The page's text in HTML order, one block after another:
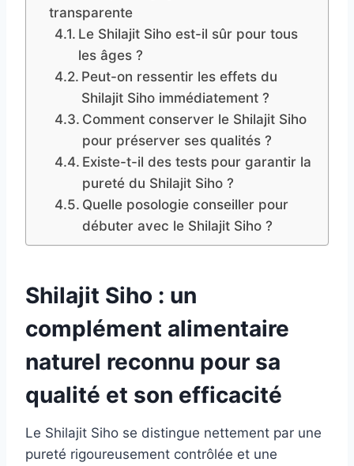
transparente
Le Shilajit Siho est-il sûr pour tous
les âges ?
Peut-on ressentir les effets du
Shilajit Siho immédiatement ?
Comment conserver le Shilajit Siho
pour préserver ses qualités ?
Existe-t-il des tests pour garantir la
pureté du Shilajit Siho ?
Quelle posologie conseiller pour
débuter avec le Shilajit Siho ?
Shilajit Siho : un
complément alimentaire
naturel reconnu pour sa
qualité et son efficacité
Le Shilajit Siho se distingue nettement par une
pureté rigoureusement contrôlée et une